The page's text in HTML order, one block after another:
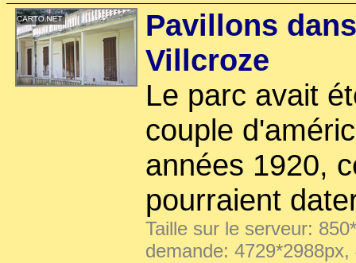
Pavillons
Villcroze
Le parc avait
couple
années 1920,
pourraient
Taille sur le serveur:
demande: